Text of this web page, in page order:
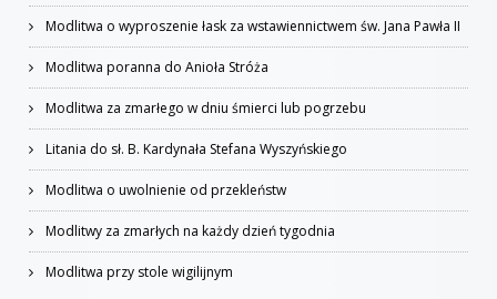
Modlitwa o wyproszenie łask za wstawiennictwem św. Jana Pawła II
Modlitwa poranna do Anioła Stróża
Modlitwa za zmarłego w dniu śmierci lub pogrzebu
Litania do sł. B. Kardynała Stefana Wyszyńskiego
Modlitwa o uwolnienie od przekleństw
Modlitwy za zmarłych na każdy dzień tygodnia
Modlitwa przy stole wigilijnym